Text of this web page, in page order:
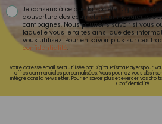
Je consens à ce que la société Digital
d'ouverture des courriels pour mesurer et
campagnes. Nous pourrons savoir si vous
laquelle vous le faites ainsi que des
vous utilisez. Pour en savoir plus sur ces
confidentialité.
Votre adresse email sera utilisée par Digital Prisma Playerspour
offres commerciales personnalisées. Vous pourrez vous
intégré dans la newsletter. Pour en savoir plus et exercer vos
Confidentialité.